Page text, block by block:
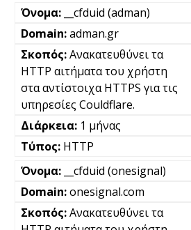
__cfduid (adman)
adman.gr
Ανακατευθύνει τα
HTTP αιτήματα του χρήστη
στα αντίστοιχα HTTPS για τις
υπηρεσίες Couldflare.
1 μήνας
HTTP
__cfduid (onesignal)
onesignal.com
Ανακατευθύνει τα